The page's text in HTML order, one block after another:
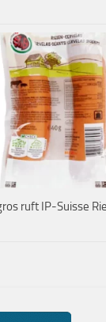
ruft IP-Suisse